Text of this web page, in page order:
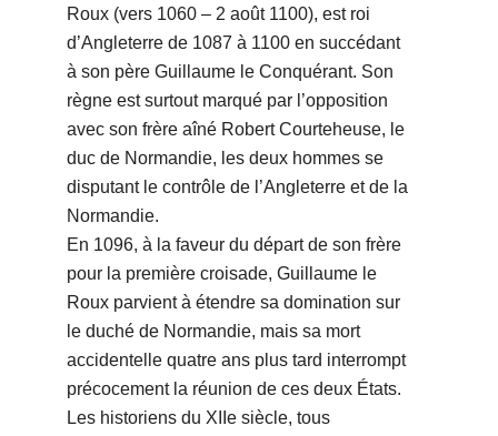
Roux (vers 1060 – 2 août 1100), est roi
d’Angleterre de 1087 à 1100 en succédant
à son père Guillaume le Conquérant. Son
règne est surtout marqué par l’opposition
avec son frère aîné Robert Courteheuse, le
duc de Normandie, les deux hommes se
disputant le contrôle de l’Angleterre et de la
Normandie.
En 1096, à la faveur du départ de son frère
pour la première croisade, Guillaume le
Roux parvient à étendre sa domination sur
le duché de Normandie, mais sa mort
accidentelle quatre ans plus tard interrompt
précocement la réunion de ces deux États.
Les historiens du XIIe siècle, tous